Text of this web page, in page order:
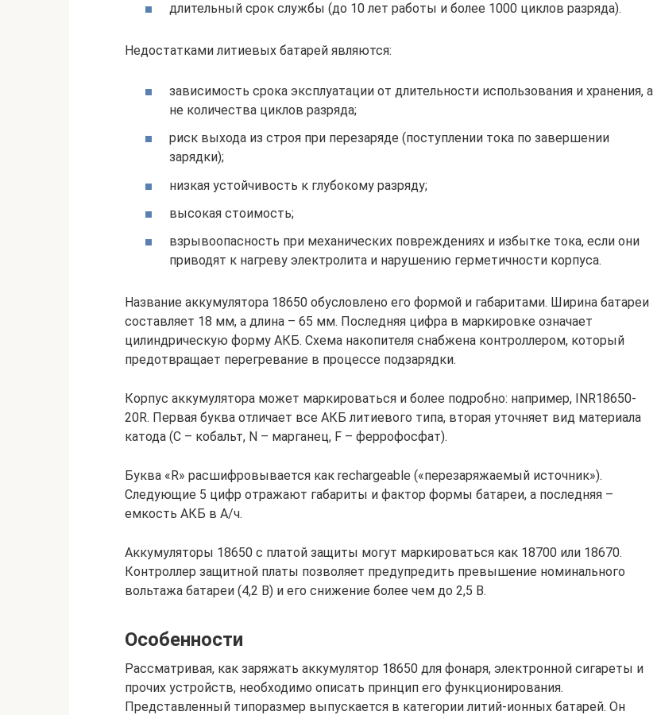
длительный срок службы (до 10 лет работы и более 1000 циклов разряда).
Недостатками литиевых батарей являются:
зависимость срока эксплуатации от длительности использования и хранения, а
не количества циклов разряда;
риск выхода из строя при перезаряде (поступлении тока по завершении
зарядки);
низкая устойчивость к глубокому разряду;
высокая стоимость;
взрывоопасность при механических повреждениях и избытке тока, если они
приводят к нагреву электролита и нарушению герметичности корпуса.
Название аккумулятора 18650 обусловлено его формой и габаритами. Ширина батареи
составляет 18 мм, а длина – 65 мм. Последняя цифра в маркировке означает
цилиндрическую форму АКБ. Схема накопителя снабжена контроллером, который
предотвращает перегревание в процессе подзарядки.
Корпус аккумулятора может маркироваться и более подробно: например, INR18650-
20R. Первая буква отличает все АКБ литиевого типа, вторая уточняет вид материала
катода (C – кобальт, N – марганец, F – феррофосфат).
Буква «R» расшифровывается как rechargeable («перезаряжаемый источник»).
Следующие 5 цифр отражают габариты и фактор формы батареи, а последняя –
емкость АКБ в А/ч.
Аккумуляторы 18650 с платой защиты могут маркироваться как 18700 или 18670.
Контроллер защитной платы позволяет предупредить превышение номинального
вольтажа батареи (4,2 В) и его снижение более чем до 2,5 В.
Особенности
Рассматривая, как заряжать аккумулятор 18650 для фонаря, электронной сигареты и
прочих устройств, необходимо описать принцип его функционирования.
Представленный типоразмер выпускается в категории литий-ионных батарей. Он